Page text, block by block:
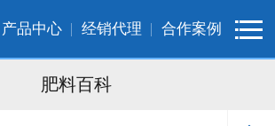
产品中心 经销代理 合作案例
肥料百科